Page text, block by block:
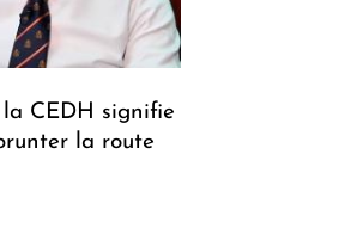
CEDH signifie
la route